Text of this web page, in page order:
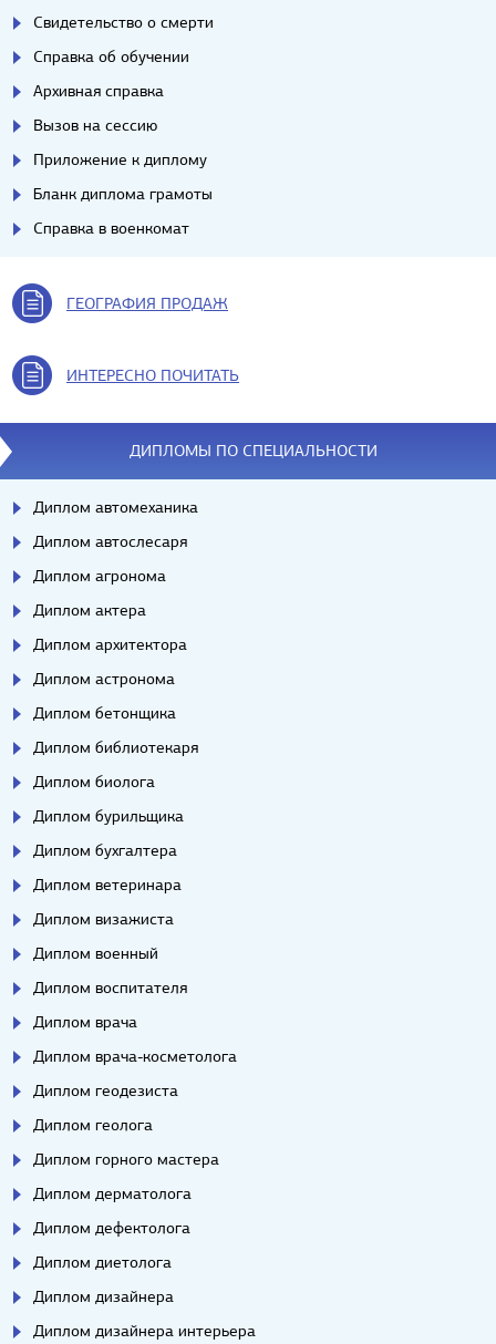
Свидетельство о смерти
Справка об обучении
Архивная справка
Вызов на сессию
Приложение к диплому
Бланк диплома грамоты
Справка в военкомат
ГЕОГРАФИЯ ПРОДАЖ
ИНТЕРЕСНО ПОЧИТАТЬ
ДИПЛОМЫ ПО СПЕЦИАЛЬНОСТИ
Диплом автомеханика
Диплом автослесаря
Диплом агронома
Диплом актера
Диплом архитектора
Диплом астронома
Диплом бетонщика
Диплом библиотекаря
Диплом биолога
Диплом бурильщика
Диплом бухгалтера
Диплом ветеринара
Диплом визажиста
Диплом военный
Диплом воспитателя
Диплом врача
Диплом врача-косметолога
Диплом геодезиста
Диплом геолога
Диплом горного мастера
Диплом дерматолога
Диплом дефектолога
Диплом диетолога
Диплом дизайнера
Диплом дизайнера интерьера